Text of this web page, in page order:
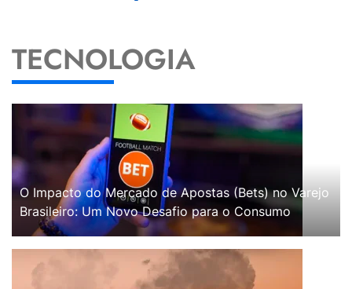
TECNOLOGIA
O Impacto do Mercado de Apostas (Bets) no Varejo
Brasileiro: Um Novo Desafio para o Consumo